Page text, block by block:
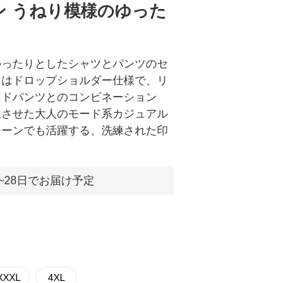
うねり模様のゆった
たりとしたシャツとパンツのセ
ドロップショルダー仕様で、リ
パンツとのコンビネーション
せた大人のモード系カジュアル
ンでも活躍する、洗練された印
日でお届け予定
4XL